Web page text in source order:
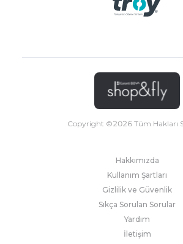
Copyright ©2026Tüm Hakları
Hakkımızda
Kullanım Şartları
Gizlilik ve Güvenlik
Sıkça Sorulan Sorular
Yardım
İletişim